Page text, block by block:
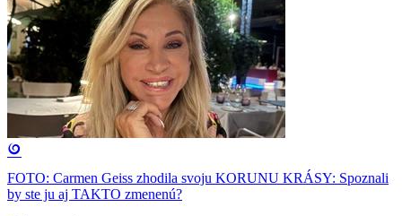
FOTO: Carmen Geiss zhodila svoju KORUNU KRÁSY: Spoznali
by ste ju aj TAKTO zmenenú?